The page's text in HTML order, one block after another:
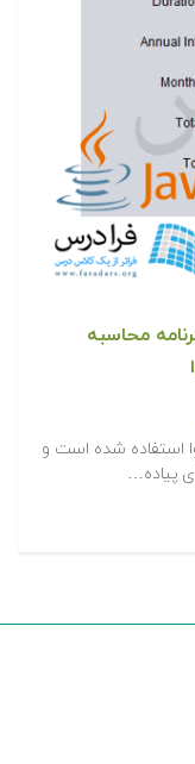
محاسبه
آموزشی، از نسخه ۸ جاوا استفاده شده است و